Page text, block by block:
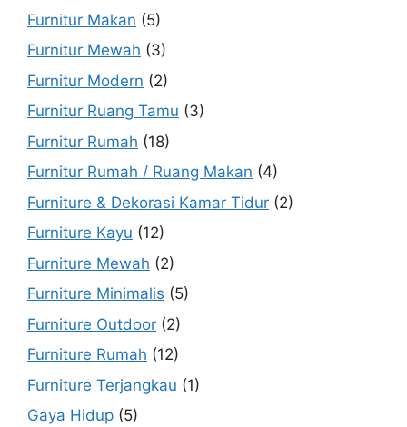
Furnitur Makan (5)
Furnitur Mewah (3)
Furnitur Modern (2)
Furnitur Ruang Tamu (3)
Furnitur Rumah (18)
Furnitur Rumah / Ruang Makan (4)
Furniture & Dekorasi Kamar Tidur (2)
Furniture Kayu (12)
Furniture Mewah (2)
Furniture Minimalis (5)
Furniture Outdoor (2)
Furniture Rumah (12)
Furniture Terjangkau (1)
Gaya Hidup (5)